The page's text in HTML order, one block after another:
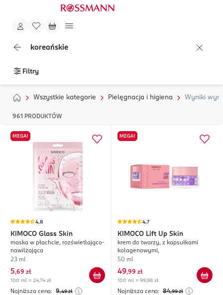
koreańskie
Filtry
Wszystkie kategorie Pielęgnacja i higiena Wyniki
961 PRODUKTÓW
MEGA!
4,8
KIMOCO Glass Skin
maska w płachcie, rozświetlająco-
nawilżająca
23 ml
5,69 zł
100 ml = 24,74 zł
Najniższa cena: 9,49 zł
MEGA!
4,7
KIMOCO Lift Up Skin
krem do twarzy, z kapsułkami
kolagenowymi,
50 ml
49,99 zł
100 ml = 99,98 zł
Najniższa cena: 84,99 zł